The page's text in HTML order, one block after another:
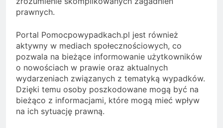
prawnych.
Portal Pomocpowypadkach.pl jest również
aktywny w mediach społecznościowych, co
pozwala na bieżące informowanie użytkowników
o nowościach w prawie oraz aktualnych
wydarzeniach związanych z tematyką wypadków.
Dzięki temu osoby poszkodowane mogą być na
bieżąco z informacjami, które mogą mieć wpływ
na ich sytuację prawną.